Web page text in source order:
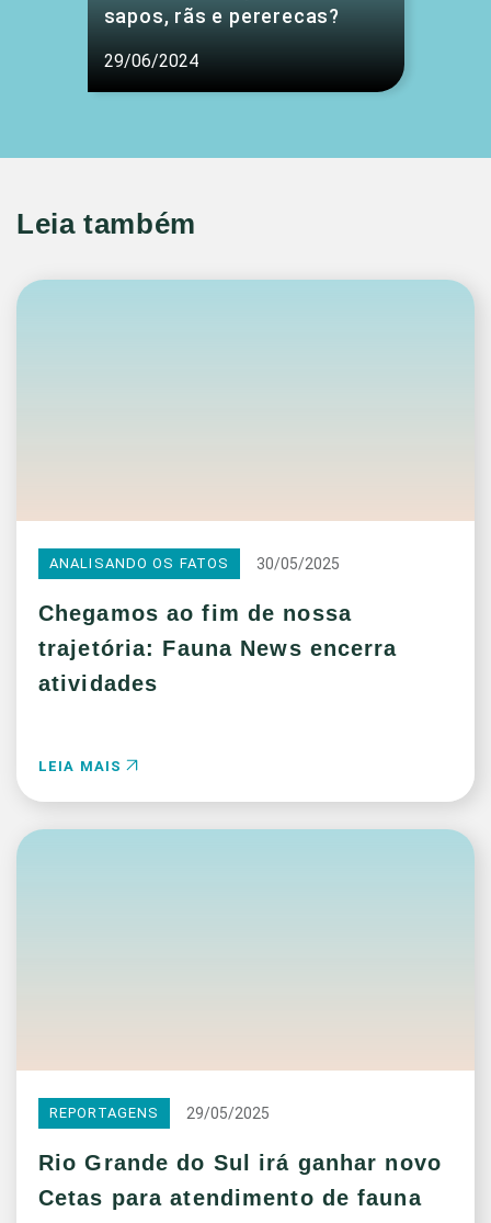
sapos, rãs e pererecas?
29/06/2024
Leia também
ANALISANDO OS FATOS 30/05/2025
Chegamos ao fim de nossa
trajetória: Fauna News encerra
atividades
LEIA MAIS
REPORTAGENS 29/05/2025
Rio Grande do Sul irá ganhar novo
Cetas para atendimento de fauna